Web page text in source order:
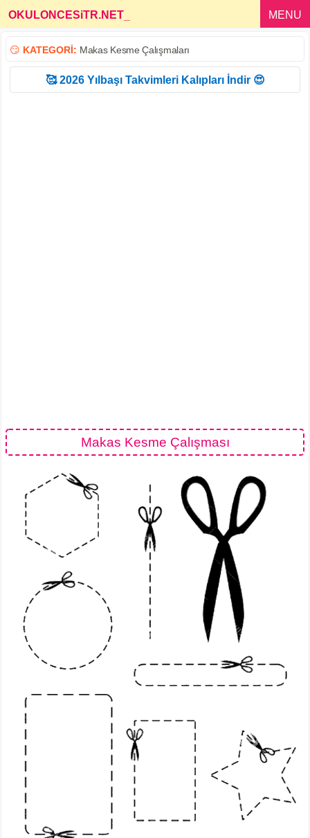
OKULONCESiTR.NET MENU
😏 KATEGORİ: Makas Kesme Çalışmaları
🥰 2026 Yılbaşı Takvimleri Kalıpları İndir 😍
Makas Kesme Çalışması